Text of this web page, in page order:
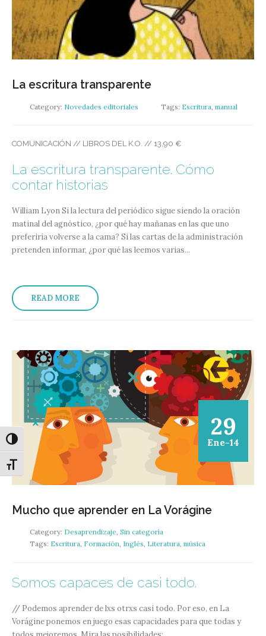
Alternar alto contraste
Alternar tamaño de letra
La escritura transparente
Category: Novedades editoriales Tags: Escritura manual
COMUNICACIÓN // LIBROS DEL K.O. // 13,90 €
La escritura transparente. Cómo
contar historias
William LyonSi la lectura del periódico sigue siendo la oración
matinal del agnóstico, ¿por qué hay mañanas en las que uno
preferiría volverse a la cama? Si las cartas de la administración
pretenden informar, ¿por qué las leemos varias...
READ MORE
29
Ene-14
Mucho que aprender en La Vorágine
Category: Desaprendizaje, Sin categoría
Tags: Escritura, Formación, Inglés, Literatura, música
Somos capaces de casi todo.
// Podemos aprender de lxs otrxs casi todo. Por eso, en La
Vorágine ponemos en juego esas capacidades para que todas y